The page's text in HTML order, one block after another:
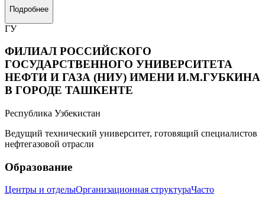
Подробнее
ГУ
ФИЛИАЛ РОССИЙСКОГО
ГОСУДАРСТВЕННОГО УНИВЕРСИТЕТА
НЕФТИ И ГАЗА (НИУ) ИМЕНИ И.М.ГУБКИНА
В ГОРОДЕ ТАШКЕНТЕ
Республика Узбекистан
Ведущий технический университет, готовящий специалистов
нефтегазовой отрасли
Образование
Центры и отделыОрганизационная структураЧасто